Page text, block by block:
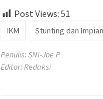
Post Views: 51
IKM Stunting dan
Penulis: SNI-Joe P
Editor: Redaksi